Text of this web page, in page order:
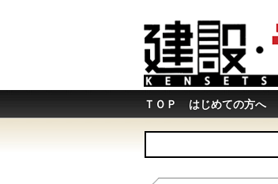
ＴＯＰ はじめての方へ